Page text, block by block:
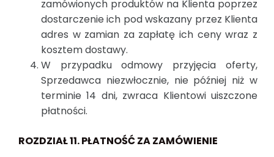
zamówionych produktów na Klienta poprzez
dostarczenie ich pod wskazany przez Klienta
adres w zamian za zapłatę ich ceny wraz z
kosztem dostawy.
W przypadku odmowy przyjęcia oferty,
Sprzedawca niezwłocznie, nie później niż w
terminie 14 dni, zwraca Klientowi uiszczone
płatności.
ROZDZIAŁ 11. PŁATNOŚĆ ZA ZAMÓWIENIE